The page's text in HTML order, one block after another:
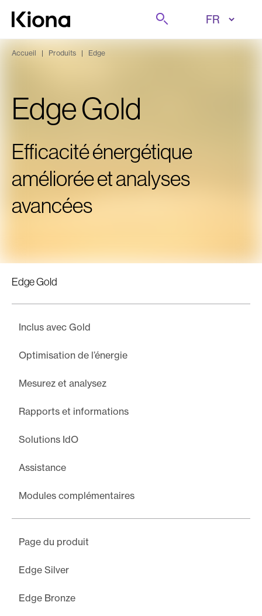
Aller au contenu
Aller à la page d'accueil
Rechercher sur
Accueil | Produits | Edge
Edge Gold
Efficacité énergétique
améliorée et analyses
avancées
Edge Gold
Inclus avec Gold
Optimisation de l’énergie
Mesurez et analysez
Rapports et informations
Solutions IdO
Assistance
Modules complémentaires
Page du produit
Edge Silver
Edge Bronze